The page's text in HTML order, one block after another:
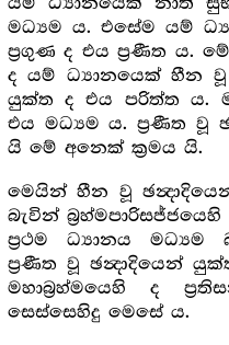
යම් ධ්‍යානයෙක් නාති
මධ්‍යම ය. එසේම යම්
ප්‍රගුණ ද එය ප්‍රණීත ය.
ද යම් ධ්‍යානයෙක් හීන වූ
යුක්ත ද එය පරිත්ත ය.
එය මධ්‍යම ය. ප්‍රණීත වූ
යි මේ අනෙක් ක්‍රමය යි.
මෙයින් හීන වූ
බැවින්
ප්‍රථම ධ්‍යානය මධ්‍යම
ප්‍රණීත වූ ඡන්‍දාදියෙන්
මහාබ්‍රහ්මයෙහි ද
සෙස්සෙහිදු මෙසේ ය.